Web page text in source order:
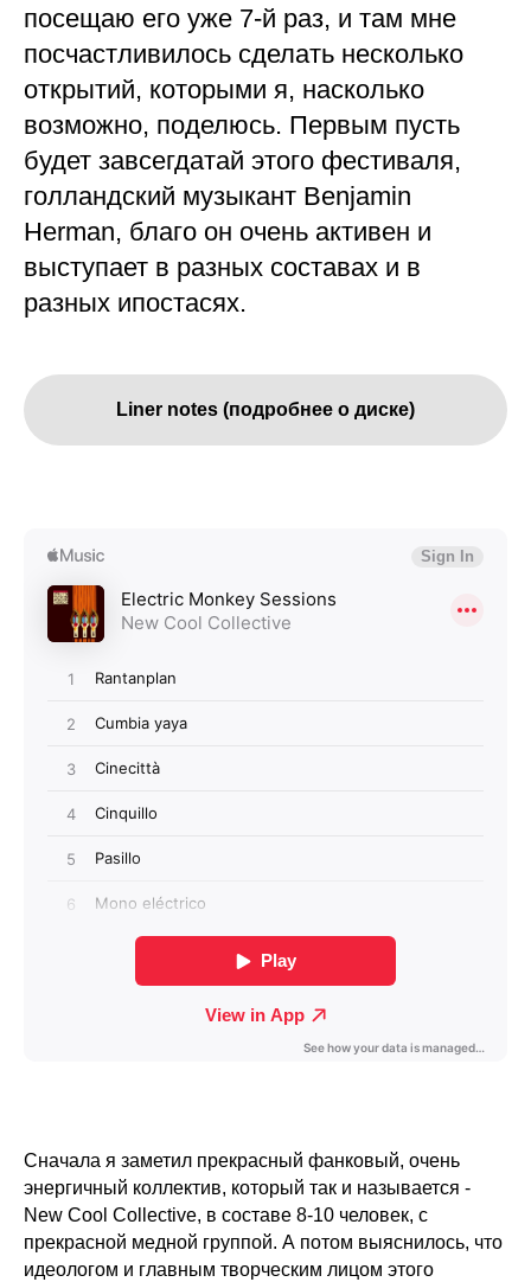
посещаю его уже 7-й раз, и там мне
посчастливилось сделать несколько
открытий, которыми я, насколько
возможно, поделюсь. Первым пусть
будет завсегдатай этого фестиваля,
голландский музыкант Benjamin
Herman, благо он очень активен и
выступает в разных составах и в
разных ипостасях.
Liner notes (подробнее о диске)
Сначала я заметил прекрасный фанковый, очень
энергичный коллектив, который так и называется -
New Cool Collective, в составе 8-10 человек, с
прекрасной медной группой. А потом выяснилось, что
идеологом и главным творческим лицом этого